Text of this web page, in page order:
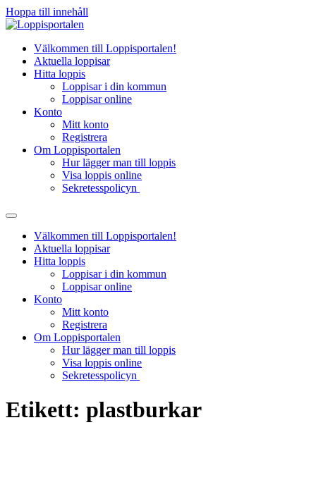
Hoppa till innehåll
Välkommen till Loppisportalen!
Aktuella loppisar
Hitta loppis
Loppisar i din kommun
Loppisar online
Konto
Mitt konto
Registrera
Om Loppisportalen
Hur lägger man till loppis
Visa loppis online
Sekretesspolicyn
Välkommen till Loppisportalen!
Aktuella loppisar
Hitta loppis
Loppisar i din kommun
Loppisar online
Konto
Mitt konto
Registrera
Om Loppisportalen
Hur lägger man till loppis
Visa loppis online
Sekretesspolicyn
Etikett: plastburkar